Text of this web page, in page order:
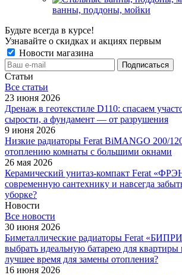
ванны, поддоны, мойки
Будьте всегда в курсе!
Узнавайте о скидках и акциях первым
Новости магазина
Статьи
Все cтатьи
23 июня 2026
Дренаж в геотекстиле D110: спасаем
сырости, а фундамент — от разрушения
9 июня 2026
Низкие радиаторы Ferat BiMANGO 200/
отоплению комнаты с большими окнами
26 мая 2026
Керамический унитаз-компакт Ferat
современную сантехнику и навсегда
уборке?
Новости
Все новости
30 июня 2026
Биметаллические радиаторы Ferat
выбрать идеальную батарею для
лучшее время для замены отопления?
16 июня 2026